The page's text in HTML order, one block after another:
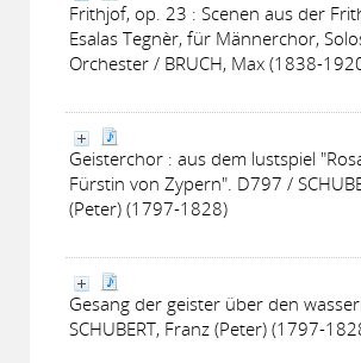
Frithjof, op. 23 : Scenen aus der
Esalas Tegnèr, für Männerchor,
Orchester / BRUCH, Max (1838-
Geisterchor : aus dem lustspiel
Fürstin von Zypern". D797 /
(Peter) (1797-1828)
Gesang der geister über den
SCHUBERT, Franz (Peter) (1797-